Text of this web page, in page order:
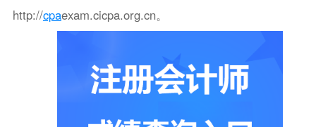
http://cpaexam.cicpa.org.cn。